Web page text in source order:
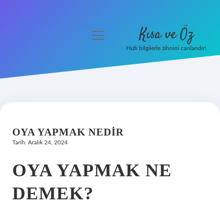
Hakkımızda
menüyü
Kısa ve Öz
Hızlı bilgilerle zihnini canlandır!
OYA YAPMAK NEDIR
Tarih: Aralık 24, 2024
OYA YAPMAK NE
DEMEK?